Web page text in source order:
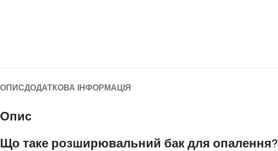
ОПИСДОДАТКОВА ІНФОРМАЦІЯ
Опис
Що таке розширювальний бак для опалення?